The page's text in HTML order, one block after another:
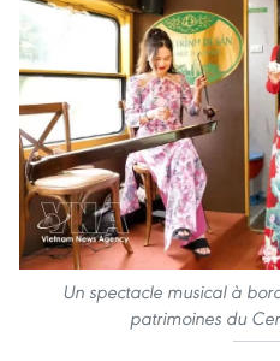
Un spectacle musical à
patrimoines du